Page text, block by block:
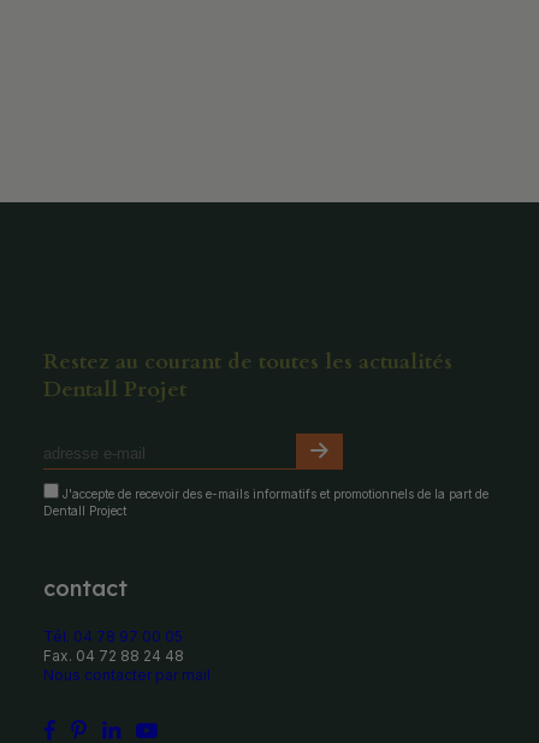
Restez au courant de toutes les actualités
Dentall Projet
J'accepte de recevoir des e-mails informatifs et promotionnels de la part de
Dentall Project
contact
Tél. 04 78 97 00 05
Fax. 04 72 88 24 48
Nous contacter par mail